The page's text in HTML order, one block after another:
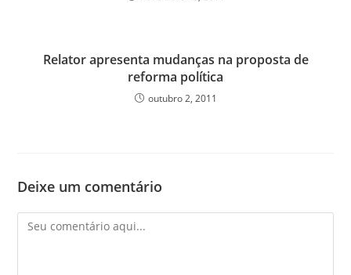
Relator apresenta mudanças na proposta de
reforma política
outubro 2, 2011
Deixe um comentário